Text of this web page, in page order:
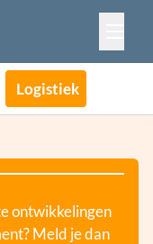
Logistiek
ontwikkelingen
Meld je dan